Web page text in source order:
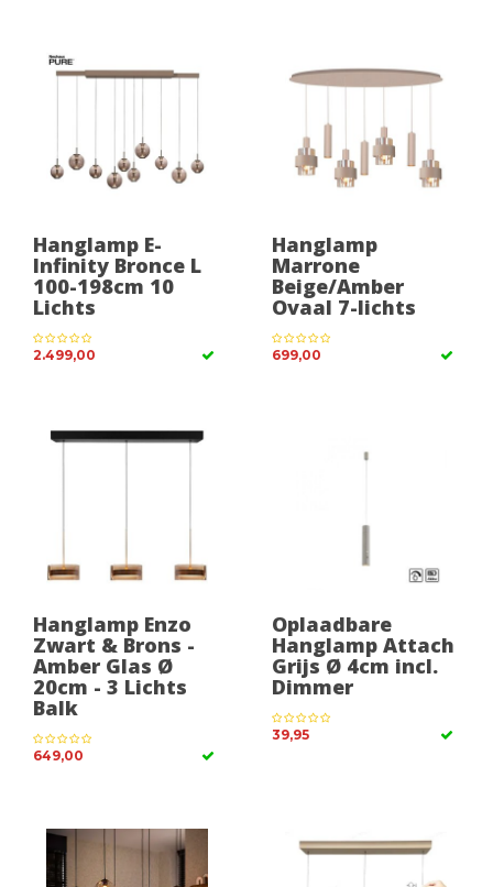
Hanglamp E-
Infinity Bronce L
100-198cm 10
Lichts
2.499,00
Hanglamp
Marrone
Beige/Amber
Ovaal 7-lichts
699,00
Hanglamp Enzo
Zwart & Brons -
Amber Glas Ø
20cm - 3 Lichts
Balk
649,00
Oplaadbare
Hanglamp Attach
Grijs Ø 4cm incl.
Dimmer
39,95